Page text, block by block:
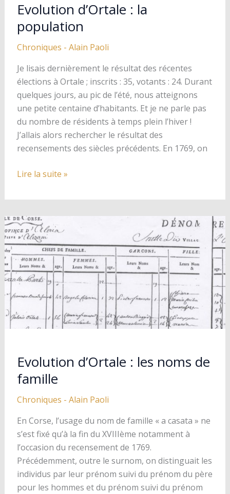
Evolution d’Ortale : la
population
Chroniques - Alain Paoli
Je lisais dernièrement le résultat des récentes
élections à Ortale ; inscrits : 35, votants : 24. Durant
quelques jours, au pic de l’été, nous atteignons
une petite centaine d’habitants. Et je ne parle pas
du nombre de résidents à temps plein l’hiver !
J’allais alors rechercher le résultat des
recensements des siècles précédents. En 1769, on
Evolution
:
la
population
Lire la suite »
Evolution d’Ortale : les noms de
famille
Chroniques - Alain Paoli
En Corse, l’usage du nom de famille « a casata » ne
s’est fixé qu’à la fin du XVIIIème notamment à
l’occasion du recensement de 1769.
Précédemment, outre le surnom, on distinguait les
individus par leur prénom suivi du prénom du père
pour les hommes et du prénom suivi du prénom